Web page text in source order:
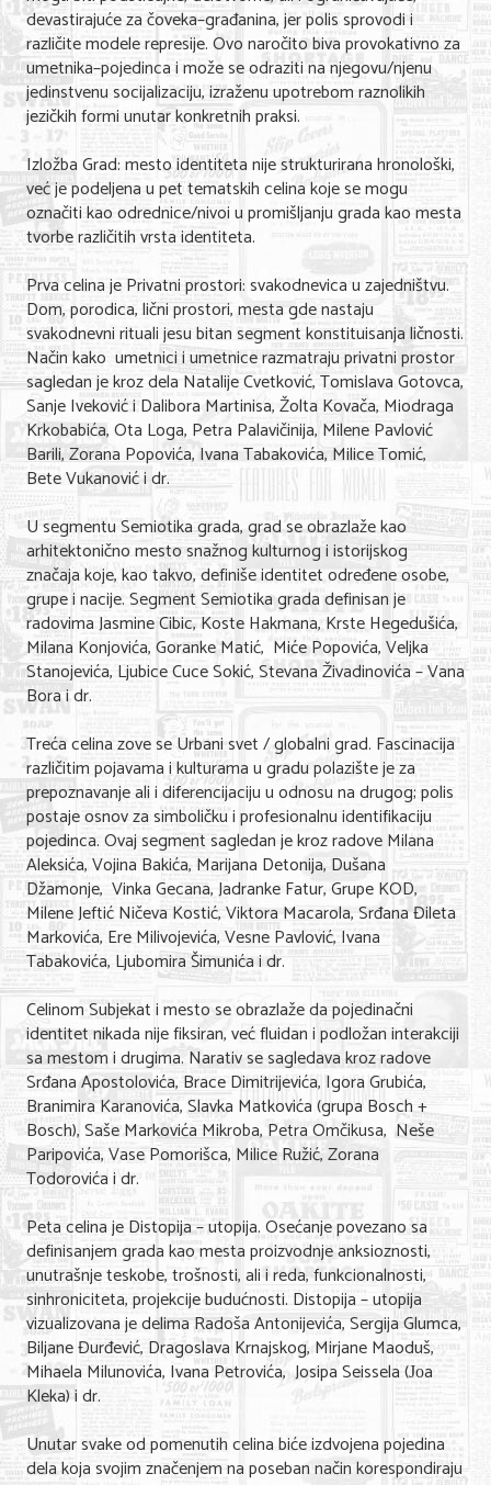
devastirajuće za čoveka–građanina, jer polis sprovodi i
različite modele represije. Ovo naročito biva provokativno za
umetnika–pojedinca i može se odraziti na njegovu/njenu
jedinstvenu socijalizaciju, izraženu upotrebom raznolikih
jezičkih formi unutar konkretnih praksi.
Izložba Grad: mesto identiteta nije strukturirana hronološki,
već je podeljena u pet tematskih celina koje se mogu
označiti kao odrednice/nivoi u promišljanju grada kao mesta
tvorbe različitih vrsta identiteta.
Prva celina je Privatni prostori: svakodnevica u zajedništvu.
Dom, porodica, lični prostori, mesta gde nastaju
svakodnevni rituali jesu bitan segment konstituisanja ličnosti.
Način kako umetnici i umetnice razmatraju privatni prostor
sagledan je kroz dela Natalije Cvetković, Tomislava Gotovca,
Sanje Iveković i Dalibora Martinisa, Žolta Kovača, Miodraga
Krkobabića, Ota Loga, Petra Palavičinija, Milene Pavlović
Barili, Zorana Popovića, Ivana Tabakovića, Milice Tomić,
Bete Vukanović i dr.
U segmentu Semiotika grada, grad se obrazlaže kao
arhitektonično mesto snažnog kulturnog i istorijskog
značaja koje, kao takvo, definiše identitet određene osobe,
grupe i nacije. Segment Semiotika grada definisan je
radovima Jasmine Cibic, Koste Hakmana, Krste Hegedušića,
Milana Konjovića, Goranke Matić, Miće Popovića, Veljka
Stanojevića, Ljubice Cuce Sokić, Stevana Živadinovića – Vana
Bora i dr.
Treća celina zove se Urbani svet / globalni grad. Fascinacija
različitim pojavama i kulturama u gradu polazište je za
prepoznavanje ali i diferencijaciju u odnosu na drugog; polis
postaje osnov za simboličku i profesionalnu identifikaciju
pojedinca. Ovaj segment sagledan je kroz radove Milana
Aleksića, Vojina Bakića, Marijana Detonija, Dušana
Džamonje, Vinka Gecana, Jadranke Fatur, Grupe KOD,
Milene Jeftić Ničeva Kostić, Viktora Macarola, Srđana Đileta
Markovića, Ere Milivojevića, Vesne Pavlović, Ivana
Tabakovića, Ljubomira Šimunića i dr.
Celinom Subjekat i mesto se obrazlaže da pojedinačni
identitet nikada nije fiksiran, već fluidan i podložan interakciji
sa mestom i drugima. Narativ se sagledava kroz radove
Srđana Apostolovića, Brace Dimitrijevića, Igora Grubića,
Branimira Karanovića, Slavka Matkovića (grupa Bosch +
Bosch), Saše Markovića Mikroba, Petra Omčikusa, Neše
Paripovića, Vase Pomorišca, Milice Ružić, Zorana
Todorovića i dr.
Peta celina je Distopija – utopija. Osećanje povezano sa
definisanjem grada kao mesta proizvodnje anksioznosti,
unutrašnje teskobe, trošnosti, ali i reda, funkcionalnosti,
sinhroniciteta, projekcije budućnosti. Distopija – utopija
vizualizovana je delima Radoša Antonijevića, Sergija Glumca,
Biljane Đurđević, Dragoslava Krnajskog, Mirjane Maoduš,
Mihaela Milunovića, Ivana Petrovića, Josipa Seissela (Јоa
Kleka) i dr.
Unutar svake od pomenutih celina biće izdvojena pojedina
dela koja svojim značenjem na poseban način korespondiraju